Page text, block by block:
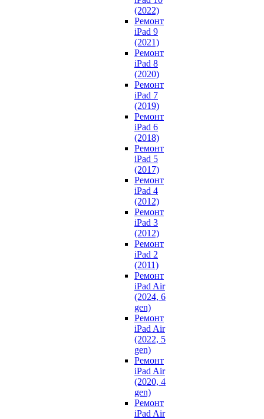
(2022)
Ремонт
iPad 9
(2021)
Ремонт
iPad 8
(2020)
Ремонт
iPad 7
(2019)
Ремонт
iPad 6
(2018)
Ремонт
iPad 5
(2017)
Ремонт
iPad 4
(2012)
Ремонт
iPad 3
(2012)
Ремонт
iPad 2
(2011)
Ремонт
iPad Air
(2024, 6
gen)
Ремонт
iPad Air
(2022, 5
gen)
Ремонт
iPad Air
(2020, 4
gen)
Ремонт
iPad Air